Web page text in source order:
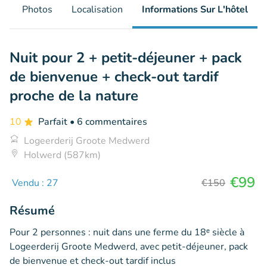
Photos Localisation Informations Sur L'hôtel
Nuit pour 2 + petit-déjeuner + pack
de bienvenue + check-out tardif
proche de la nature
10 Parfait • 6 commentaires
Logeerderij Groote Medwerd
Holwerd (587km)
Vendu : 27 €150 €99
Résumé
Pour 2 personnes : nuit dans une ferme du 18ᵉ siècle à
Logeerderij Groote Medwerd, avec petit-déjeuner, pack
de bienvenue et check-out tardif inclus